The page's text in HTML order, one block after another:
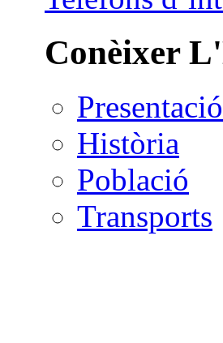
Conèixer
Presentació
Història
Població
Transports